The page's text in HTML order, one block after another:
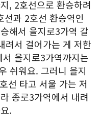
, 2호선으로 환승하려
과 2호선 환승역인
해서 을지로3가역 갈
려서 걸어가는 게 저한
을지로3가역까지는
쉬워요. 그러니 을지
선 타고 서울 가는 저
종로3가역에서 내려
.